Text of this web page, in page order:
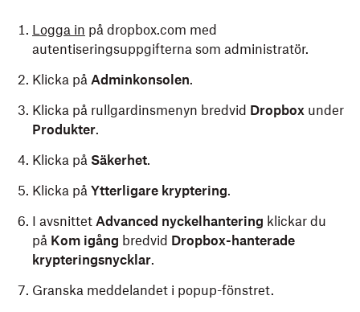
Logga in på dropbox.com med
autentiseringsuppgifterna som administratör.
Klicka på Adminkonsolen.
Klicka på rullgardinsmenyn bredvid Dropbox under
Produkter.
Klicka på Säkerhet.
Klicka på Ytterligare kryptering.
I avsnittet Advanced nyckelhantering klickar du
på Kom igång bredvid Dropbox-hanterade
krypteringsnycklar.
Granska meddelandet i popup-fönstret.